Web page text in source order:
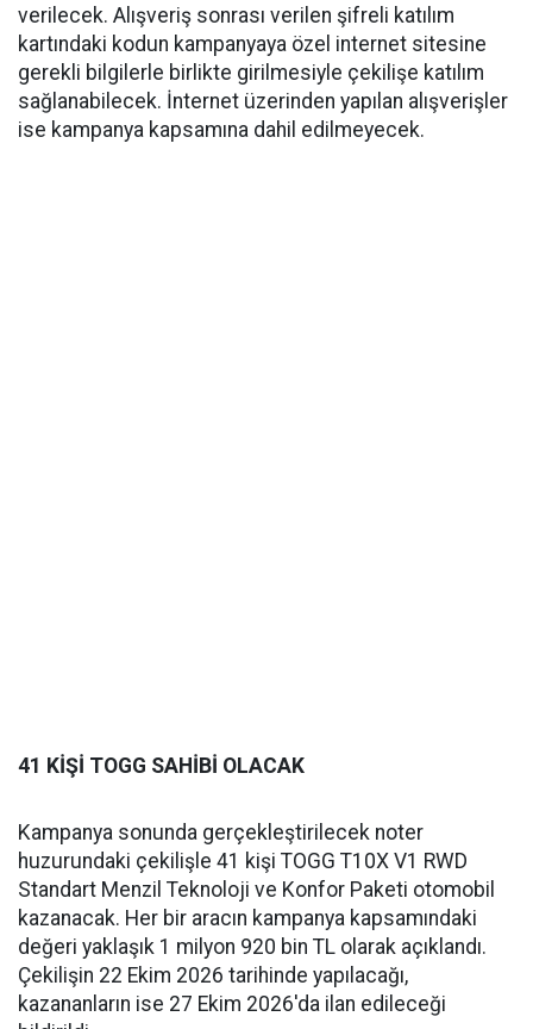
verilecek. Alışveriş sonrası verilen şifreli katılım
kartındaki kodun kampanyaya özel internet sitesine
gerekli bilgilerle birlikte girilmesiyle çekilişe katılım
sağlanabilecek. İnternet üzerinden yapılan alışverişler
ise kampanya kapsamına dahil edilmeyecek.
41 KİŞİ TOGG SAHİBİ OLACAK
Kampanya sonunda gerçekleştirilecek noter
huzurundaki çekilişle 41 kişi TOGG T10X V1 RWD
Standart Menzil Teknoloji ve Konfor Paketi otomobil
kazanacak. Her bir aracın kampanya kapsamındaki
değeri yaklaşık 1 milyon 920 bin TL olarak açıklandı.
Çekilişin 22 Ekim 2026 tarihinde yapılacağı,
kazananların ise 27 Ekim 2026'da ilan edileceği